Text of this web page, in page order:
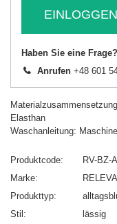
Haben Sie eine
Anrufen +48 601
Elasthan
Waschanleitung:
Produktcode
RV-BZ-
Marke
Produkttyp
Stil
lässig